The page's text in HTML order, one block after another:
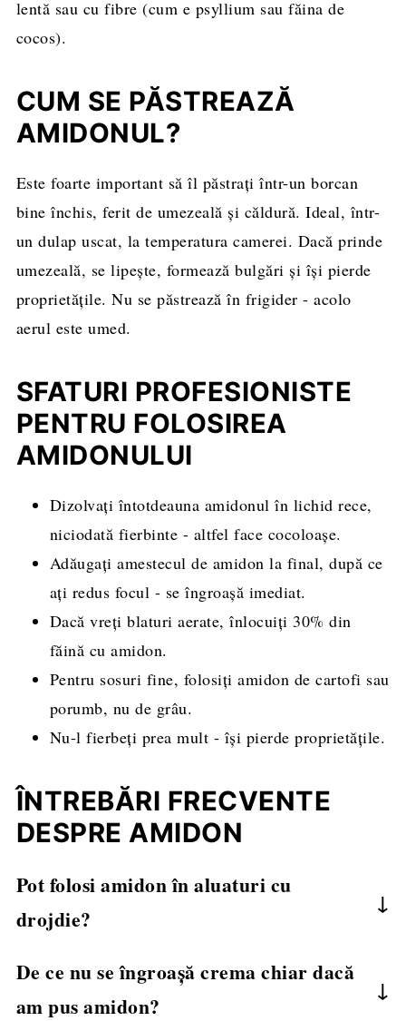
lentă sau cu fibre (cum e psyllium sau făina de
cocos).
CUM SE PĂSTREAZĂ
AMIDONUL?
Este foarte important să îl păstrați într-un borcan
bine închis, ferit de umezeală și căldură. Ideal, într-
un dulap uscat, la temperatura camerei. Dacă prinde
umezeală, se lipește, formează bulgări și își pierde
proprietățile. Nu se păstrează în frigider - acolo
aerul este umed.
SFATURI PROFESIONISTE
PENTRU FOLOSIREA
AMIDONULUI
Dizolvați întotdeauna amidonul în lichid rece,
niciodată fierbinte - altfel face cocoloașe.
Adăugați amestecul de amidon la final, după ce
ați redus focul - se îngroașă imediat.
Dacă vreți blaturi aerate, înlocuiți 30% din
făină cu amidon.
Pentru sosuri fine, folosiți amidon de cartofi sau
porumb, nu de grâu.
Nu-l fierbeți prea mult - își pierde proprietățile.
ÎNTREBĂRI FRECVENTE
DESPRE AMIDON
Pot folosi amidon în aluaturi cu
drojdie?
poate inhiba creșterea aluatului.
De ce nu se îngroașă crema chiar dacă
am pus amidon?